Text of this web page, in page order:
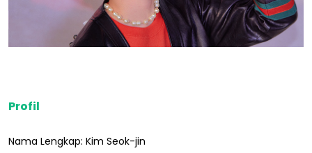
Profil
Nama Lengkap: Kim Seok-jin